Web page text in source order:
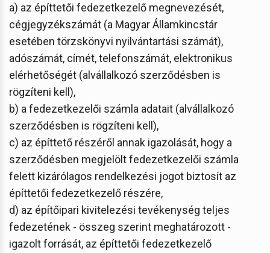
a) az építtetői fedezetkezelő megnevezését,
cégjegyzékszámát (a Magyar Államkincstár
esetében törzskönyvi nyilvántartási számát),
adószámát, címét, telefonszámát, elektronikus
elérhetőségét (alvállalkozó szerződésben is
rögzíteni kell),
b) a fedezetkezelői számla adatait (alvállalkozó
szerződésben is rögzíteni kell),
c) az építtető részéről annak igazolását, hogy a
szerződésben megjelölt fedezetkezelői számla
felett kizárólagos rendelkezési jogot biztosít az
építtetői fedezetkezelő részére,
d) az építőipari kivitelezési tevékenység teljes
fedezetének - összeg szerint meghatározott -
igazolt forrását, az építtetői fedezetkezelő